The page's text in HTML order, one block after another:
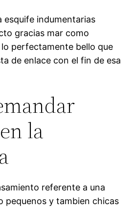
esquife indumentarias
gracias mar como
perfectamente bello que
de enlace con el fin de esa
la
referente a una
pequenos y tambien chicas